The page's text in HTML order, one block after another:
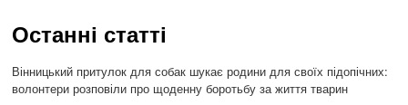
Останні статті
Вінницький притулок для собак шукає родини для своїх підопічних:
волонтери розповіли про щоденну боротьбу за життя тварин